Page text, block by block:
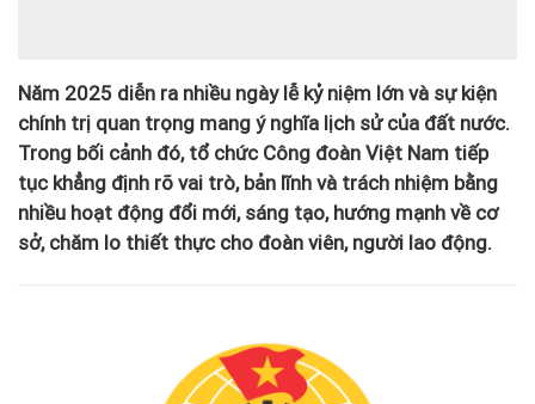
Năm 2025 diễn ra nhiều ngày lễ kỷ niệm lớn và sự kiện
chính trị quan trọng mang ý nghĩa lịch sử của đất nước.
Trong bối cảnh đó, tổ chức Công đoàn Việt Nam tiếp
tục khẳng định rõ vai trò, bản lĩnh và trách nhiệm bằng
nhiều hoạt động đổi mới, sáng tạo, hướng mạnh về cơ
sở, chăm lo thiết thực cho đoàn viên, người lao động.